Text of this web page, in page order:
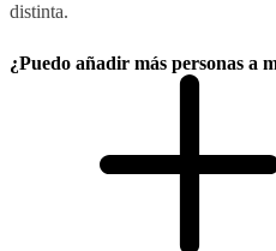
distinta.
¿Puedo añadir más personas a